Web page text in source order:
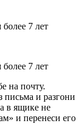
7 лет
7 лет
на почту.
письма и разгони
в ящике не
и перенеси его